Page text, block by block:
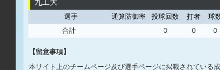
九工大
選手 通算防御率 投球回数 打者 球
合計
0 0 0
【留意事項】
本サイト上のチームページ及び選手ページに掲載されている